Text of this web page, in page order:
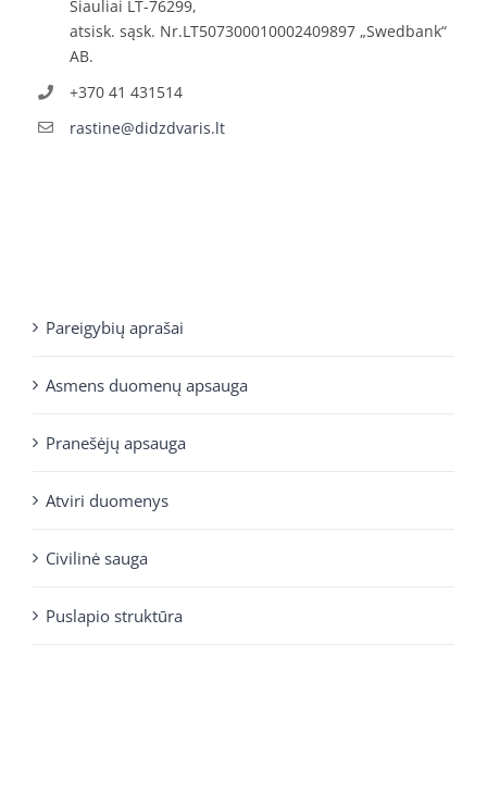
Šiauliai LT-76299,
atsisk. sąsk. Nr.LT507300010002409897 „Swedbank“
AB.
+370 41 431514
rastine@didzdvaris.lt
Pareigybių aprašai
Asmens duomenų apsauga
Pranešėjų apsauga
Atviri duomenys
Civilinė sauga
Puslapio struktūra